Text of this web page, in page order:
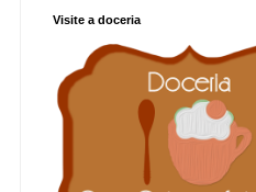
Visite a doceria